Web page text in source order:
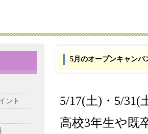
ント
5月のオープンキャンパ
5/17(土)・5/
高校3年生や既